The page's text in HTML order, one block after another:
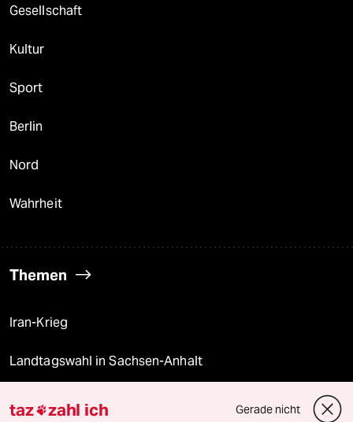
Gesellschaft
Kultur
Sport
Berlin
Nord
Wahrheit
Themen
Iran-Krieg
Landtagswahl in Sachsen-Anhalt
taz zahl ich Gerade nicht